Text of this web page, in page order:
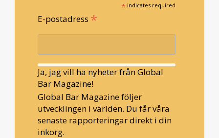
* indicates required
E-postadress *
Ja, jag vill ha nyheter från Global
Bar Magazine!
Global Bar Magazine följer
utvecklingen i världen. Du får våra
senaste rapporteringar direkt i din
inkorg.